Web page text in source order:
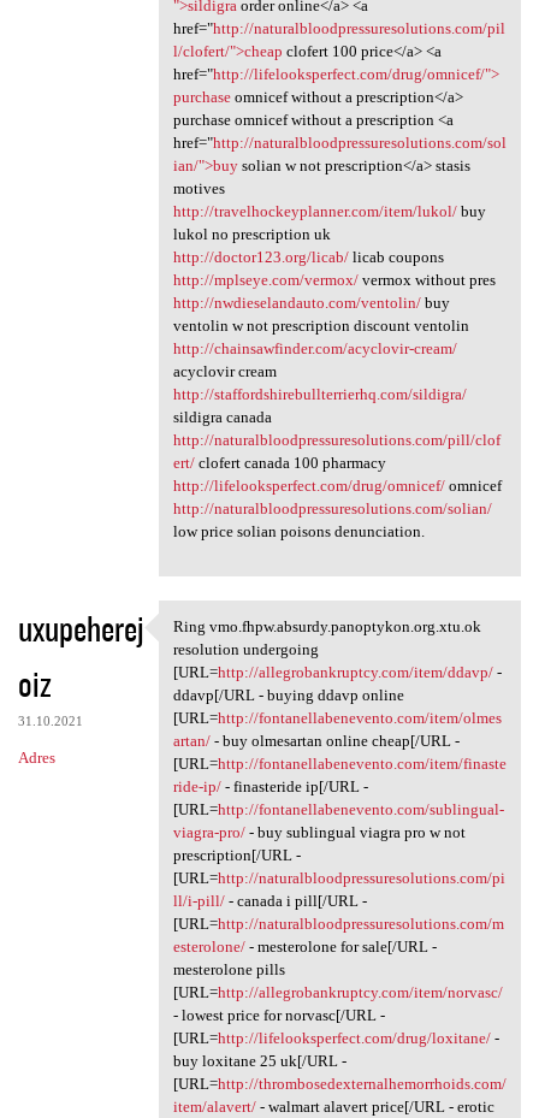
">sildigra order online</a> <a
href="http://naturalbloodpressuresolutions.com/pil
l/clofert/">cheap clofert 100 price</a> <a
href="http://lifelooksperfect.com/drug/omnicef/">
purchaseomnicef without a prescription</a>
purchase omnicef without a prescription <a
href="http://naturalbloodpressuresolutions.com/sol
ian/">buysolian w not prescription</a> stasis
motives
http://travelhockeyplanner.com/item/lukol/buy
lukol no prescription uk
http://doctor123.org/licab/licab coupons
http://mplseye.com/vermox/vermox without pres
http://nwdieselandauto.com/ventolin/buy
ventolin w not prescription discount ventolin
http://chainsawfinder.com/acyclovir-cream/
acyclovir cream
http://staffordshirebullterrierhq.com/sildigra/
sildigra canada
http://naturalbloodpressuresolutions.com/pill/clof
ert/clofert canada 100 pharmacy
http://lifelooksperfect.com/drug/omnicef/omnicef
http://naturalbloodpressuresolutions.com/solian/
low price solian poisons denunciation.
uxupeherej
oiz
31.10.2021
Adres
Ring vmo.fhpw.absurdy
Ring vmo.fhpw.absurdy.panoptykon.org.xtu.ok
resolution undergoing
[URL=http://allegrobankruptcy.com/item/ddavp/-
ddavp[/URL - buying ddavp online
[URL=http://fontanellabenevento.com/item/olmes
artan/- buy olmesartan online cheap[/URL -
[URL=http://fontanellabenevento.com/item/finaste
ride-ip/- finasteride ip[/URL -
[URL=http://fontanellabenevento.com/sublingual-
viagra-pro/- buy sublingual viagra pro w not
prescription[/URL -
[URL=http://naturalbloodpressuresolutions.com/pi
ll/i-pill/- canada i pill[/URL -
[URL=http://naturalbloodpressuresolutions.com/m
esterolone/- mesterolone for sale[/URL -
mesterolone pills
[URL=http://allegrobankruptcy.com/item/norvasc/
- lowest price for norvasc[/URL -
[URL=http://lifelooksperfect.com/drug/loxitane/-
buy loxitane 25 uk[/URL -
[URL=http://thrombosedexternalhemorrhoids.com/
item/alavert/- walmart alavert price[/URL - erotic